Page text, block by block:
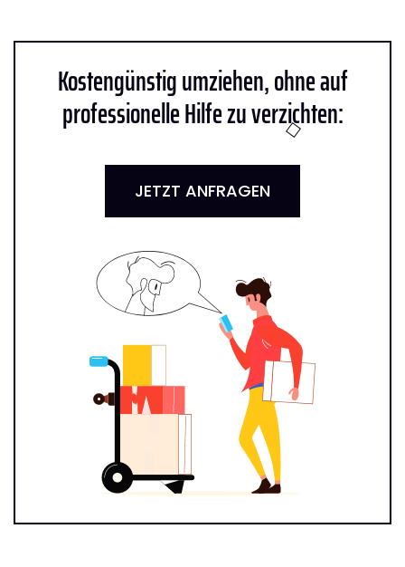
Kostengünstig umziehen, ohne auf
professionelle Hilfe zu verzichten:
JETZT ANFRAGEN